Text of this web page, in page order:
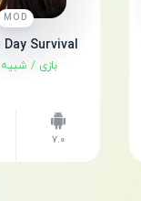
MOD
Survival
بازی /
7.0